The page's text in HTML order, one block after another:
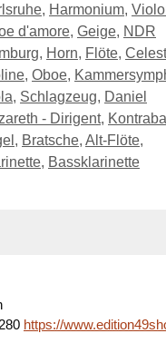
, Harmonium,
d'amore, Geige, NDR
, Horn, Flöte,
, Oboe,
, Schlagzeug, Daniel
- Dirigent,
, Bratsche, Alt-Flöte,
, Bassklarinette
https://